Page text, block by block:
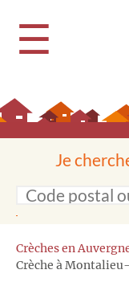
☰
Je
Crèches en
Crèche à